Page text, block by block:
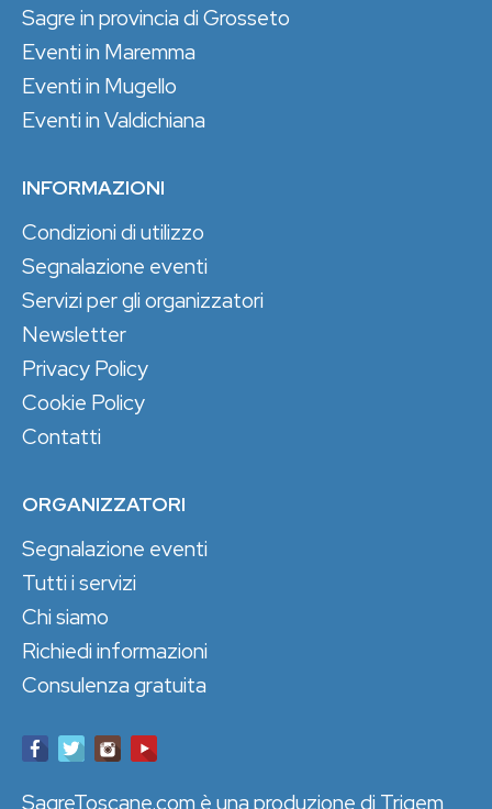
Sagre in provincia di Grosseto
Eventi in Maremma
Eventi in Mugello
Eventi in Valdichiana
INFORMAZIONI
Condizioni di utilizzo
Segnalazione eventi
Servizi per gli organizzatori
Newsletter
Privacy Policy
Cookie Policy
Contatti
ORGANIZZATORI
Segnalazione eventi
Tutti i servizi
Chi siamo
Richiedi informazioni
Consulenza gratuita
SagreToscane.com è una produzione di Trigem,